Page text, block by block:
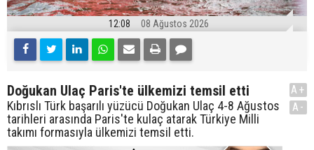
12:08 08 Ağustos 2026
Doğukan Ulaç Paris'te ülkemizi temsil etti
Kıbrıslı Türk başarılı yüzücü Doğukan Ulaç 4-8 Ağustos
tarihleri arasında Paris'te kulaç atarak Türkiye Milli
takımı formasıyla ülkemizi temsil etti.
A+
A-